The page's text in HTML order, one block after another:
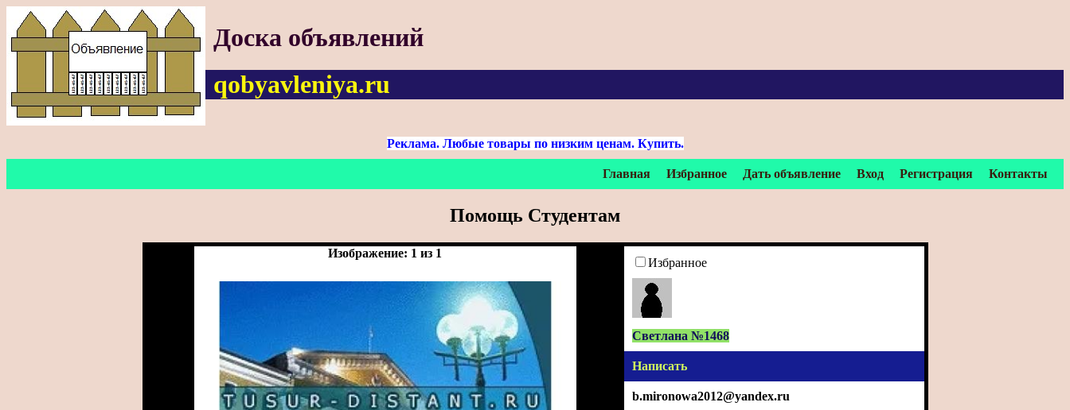
Доска объявлений
qobyavleniya.ru
Реклама. Любые товары по низким ценам. Купить.
Главная Избранное Дать объявление Вход Регистрация Контакты
Помощь Студентам
Изображение: 1 из 1
Избранное
Светлана №1468
Написать
b.mironowa2012@yandex.ru